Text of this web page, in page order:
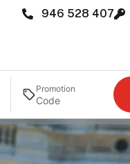
946 528 407
Promotion